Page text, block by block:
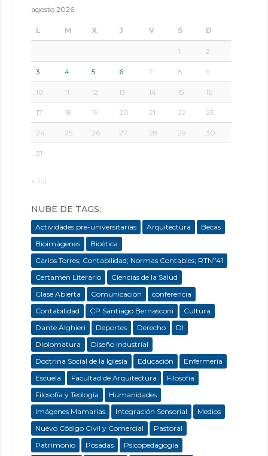
agosto 2026
L M X J V S D
1 2
3 4 5 6 7 8 9
10 11 12 13 14 15 16
17 18 19 20 21 22 23
24 25 26 27 28 29 30
31
« Jul
NUBE DE TAGS:
Actividades pre-universitarias Arquitectura
Becas
Bioimágenes
Bioética
Carlos Torres; Contabilidad; Normas Contables; RTNº41
Certamen Literario
Ciencias de la Salud
Clase Abierta
Comunicación
conferencia
Contabilidad
CP Santiago Bernasconi
Cultura
Dante Alghieri
Deportes Derecho
DI
Diplomatura
Diseño Industrial
Doctrina Social de la Iglesia
Educación
Enfermeria
Escuela
Facultad de Arquitectura
Filosofía
Filosofía y Teología
Humanidades
Imágenes Mamarias
Integración Sensorial
Medios
Nuevo Código Civil y Comercial
Pastoral
Patrimonio
Posadas
Psicopedagogía